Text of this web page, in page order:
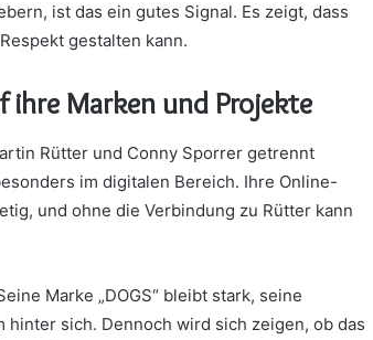
ist das ein gutes Signal. Es zeigt, dass
gestalten kann.
ihre Marken und Projekte
Rütter und Conny Sporrer getrennt
im digitalen Bereich. Ihre Online-
und ohne die Verbindung zu Rütter kann
Marke „DOGS“ bleibt stark, seine
sich. Dennoch wird sich zeigen, ob das